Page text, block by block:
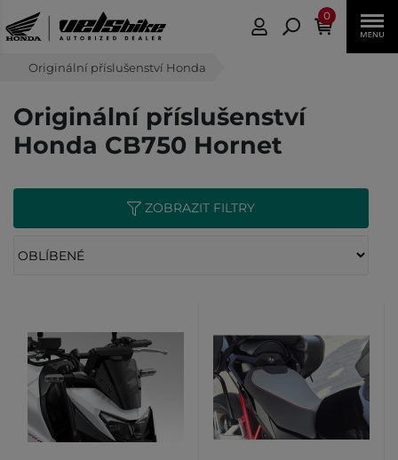
0
Originální příslušenství Honda
Originální příslušenství
Honda CB750 Hornet
ZOBRAZIT FILTRY